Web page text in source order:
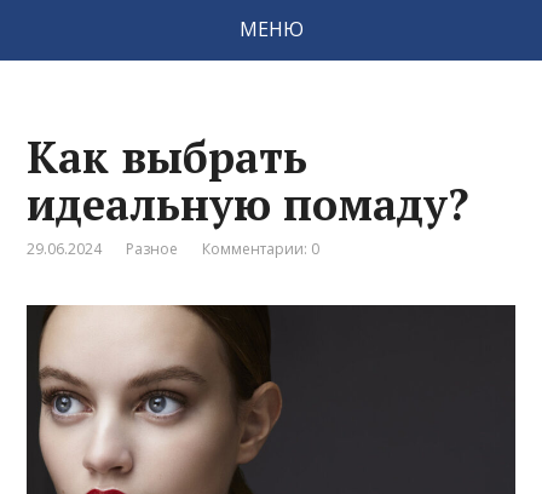
МЕНЮ
Как выбрать
идеальную помаду?
29.06.2024 Разное Комментарии: 0